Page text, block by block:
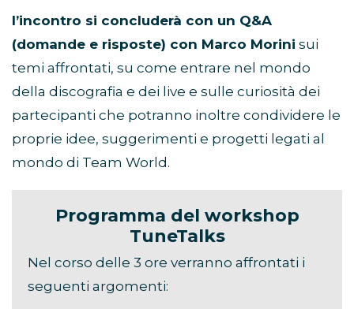
l’incontro si concluderà con un Q&A
(domande e risposte) con Marco Morini sui
temi affrontati, su come entrare nel mondo
della discografia e dei live e sulle curiosità dei
partecipanti che potranno inoltre condividere le
proprie idee, suggerimenti e progetti legati al
mondo di Team World.
Programma del workshop
TuneTalks
Nel corso delle 3 ore verranno affrontati i
seguenti argomenti: